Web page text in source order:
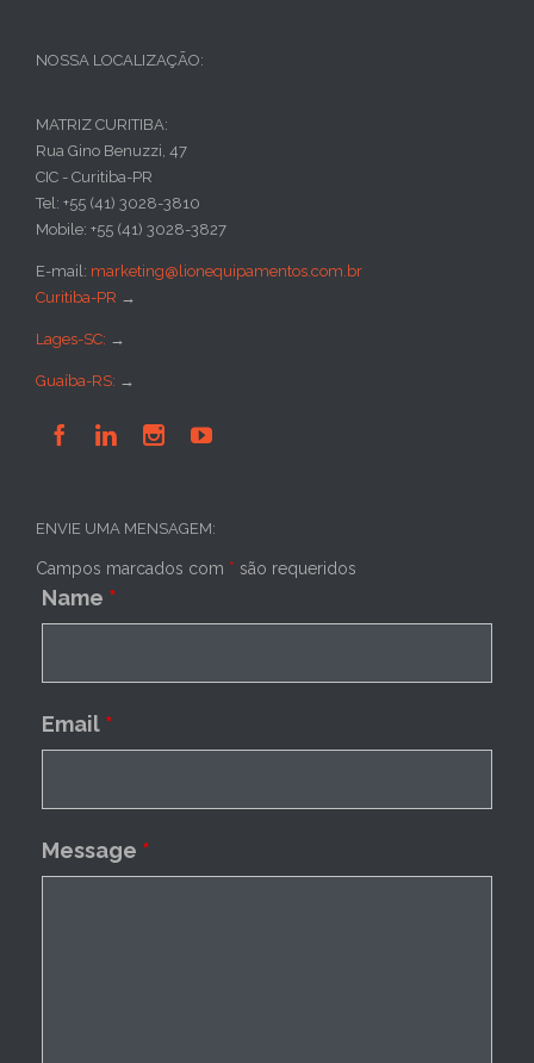
NOSSA LOCALIZAÇÃO:
MATRIZ CURITIBA:
Rua Gino Benuzzi, 47
CIC - Curitiba-PR
Tel: +55 (41) 3028-3810
Mobile: +55 (41) 3028-3827
E-mail: marketing@lionequipamentos.com.br
Curitiba-PR →
Lages-SC: →
Guaíba-RS: →
   
ENVIE UMA MENSAGEM:
Campos marcados com * são requeridos
Name *
Email *
Message *